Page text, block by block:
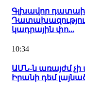
Գլխավոր
կադրային փո...
10:34
ԱՄՆ-ն առայժմ
Իրանի դեմ